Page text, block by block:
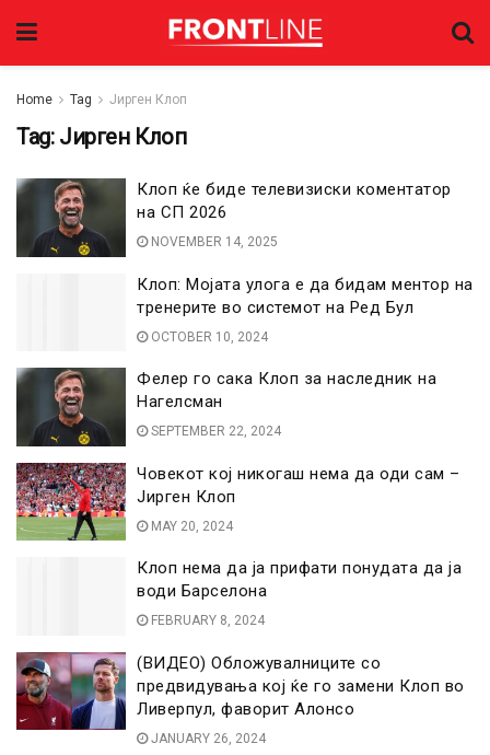
Home Tag Јирген Клоп
Tag: Јирген Клоп
Клоп ќе биде телевизиски коментатор
на СП 2026
NOVEMBER 14, 2025
Клоп: Мојата улога е да бидам ментор на
тренерите во системот на Ред Бул
OCTOBER 10, 2024
Фелер го сака Клоп за наследник на
Нагелсман
SEPTEMBER 22, 2024
Човекот кој никогаш нема да оди сам –
Јирген Клоп
MAY 20, 2024
Клоп нема да ја прифати понудата да ја
води Барселона
FEBRUARY 8, 2024
(ВИДЕО) Обложувалниците со
предвидувања кој ќе го замени Клоп во
Ливерпул, фаворит Алонсо
JANUARY 26, 2024